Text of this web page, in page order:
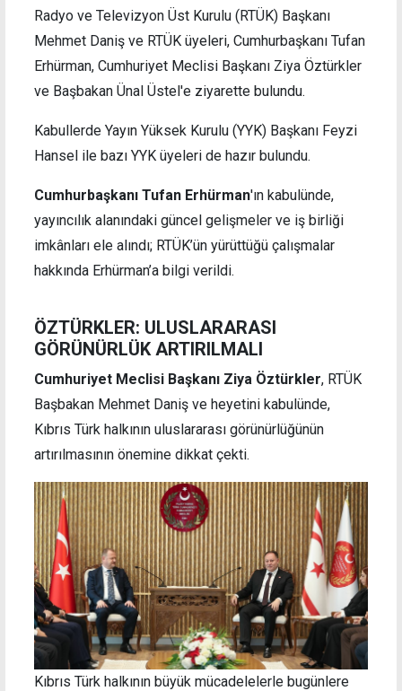
Radyo ve Televizyon Üst Kurulu (RTÜK) Başkanı
Mehmet Daniş ve RTÜK üyeleri, Cumhurbaşkanı Tufan
Erhürman, Cumhuriyet Meclisi Başkanı Ziya Öztürkler
ve Başbakan Ünal Üstel'e ziyarette bulundu.
Kabullerde Yayın Yüksek Kurulu (YYK) Başkanı Feyzi
Hansel ile bazı YYK üyeleri de hazır bulundu.
Cumhurbaşkanı Tufan Erhürman'ın kabulünde,
yayıncılık alanındaki güncel gelişmeler ve iş birliği
imkânları ele alındı; RTÜK’ün yürüttüğü çalışmalar
hakkında Erhürman’a bilgi verildi.
ÖZTÜRKLER: ULUSLARARASI
GÖRÜNÜRLÜK ARTIRILMALI
Cumhuriyet Meclisi Başkanı Ziya Öztürkler, RTÜK
Başbakan Mehmet Daniş ve heyetini kabulünde,
Kıbrıs Türk halkının uluslararası görünürlüğünün
artırılmasının önemine dikkat çekti.
Kıbrıs Türk halkının büyük mücadelelerle bugünlere